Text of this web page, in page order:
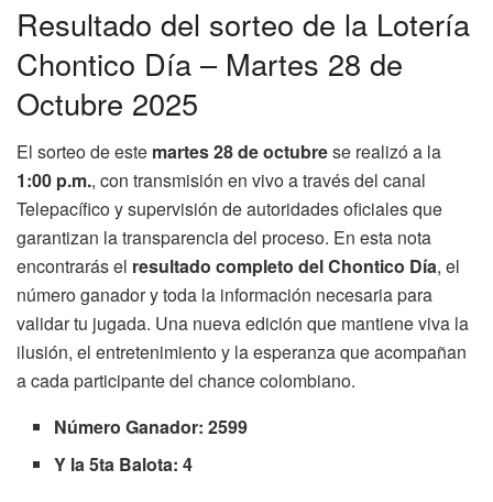
Resultado del sorteo de la Lotería
Chontico Día – Martes 28 de
Octubre 2025
El sorteo de este martes 28 de octubrese realizó a la
1:00 p.m., con transmisión en vivo a través del canal
Telepacífico y supervisión de autoridades oficiales que
garantizan la transparencia del proceso. En esta nota
encontrarás el resultado completo del Chontico Día, el
número ganador y toda la información necesaria para
validar tu jugada. Una nueva edición que mantiene viva la
ilusión, el entretenimiento y la esperanza que acompañan
a cada participante del chance colombiano.
Número Ganador: 2599
Y la 5ta Balota: 4